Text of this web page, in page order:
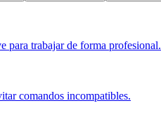
para trabajar de forma profesional.
comandos incompatibles.